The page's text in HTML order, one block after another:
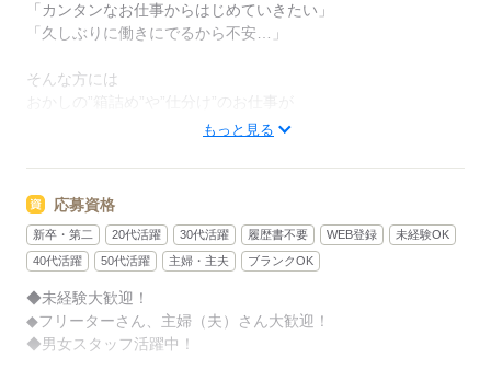
「カンタンなお仕事からはじめていきたい」
「久しぶりに働きにでるから不安…」
そんな方には
おかしの”箱詰め”や”仕分け”のお仕事が
軽いものをメインに扱うので
体への負担は少なめ。
作業は同じことを繰り返し行うので
未経験からでもすぐにできるようになりますよ。
＜その他にも…＞
●商品の検品・チェック
●梱包・ピッキング
もっと見る
応募資格
新卒・第二 20代活躍 30代活躍 履歴書不要 WEB登録
未経験OK
40代活躍
50代活躍 主婦・主夫 ブランクOK
◆未経験大歓迎！
◆フリーターさん、主婦（夫）さん大歓迎！
◆男女スタッフ活躍中！